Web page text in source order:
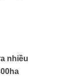
nhiều